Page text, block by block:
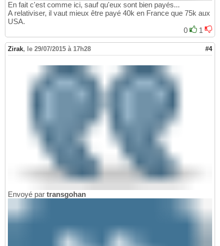
En fait c'est comme ici, sauf qu'eux sont bien payés...
A relativiser, il vaut mieux être payé 40k en France que 75k aux
USA.
0
1
Zirak, le 29/07/2015 à 17h28 #4
Envoyé par transgohan